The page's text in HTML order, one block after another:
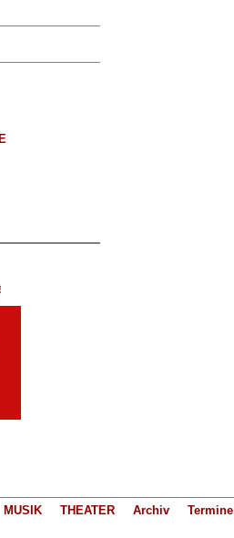
MUSIK THEATER Archiv
Termine